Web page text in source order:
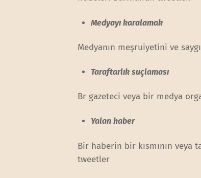
Medyayı karalamak
Medyanın meşruiyetini ve
Taraftarlık suçlaması
Br gazeteci veya bir medya
Yalan haber
Bir haberin bir kısmının veya
tweetler